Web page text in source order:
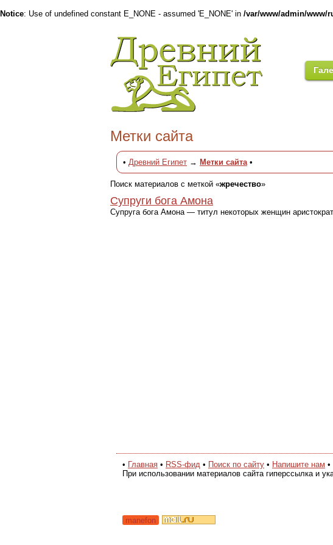
Notice: Use of undefined constant E_NONE - assumed 'E_NONE' in /var/www/admin/www/
Метки сайта
• Древний Египет → Метки сайта•
Поиск материалов с меткой «жречество»
Супруги бога Амона
Супруга бога Амона — титул некоторых женщин
• Главная • RSS-фид • Поиск по сайту • Напишите нам •
При использовании материалов сайта гиперссылка и
manefon